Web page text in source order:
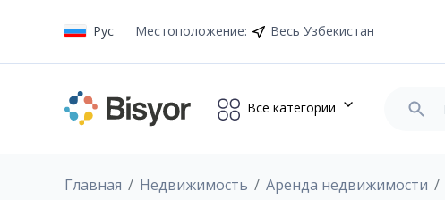
Рус Местоположение: Весь Узбекистан
Все категории
Главная Недвижимость Аренда недвижимости